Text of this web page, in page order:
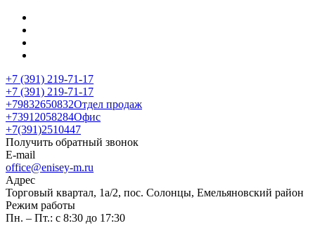
+7 (391) 219-71-17
+7 (391) 219-71-17
+79832650832Отдел продаж
+73912058284Офис
+7(391)2510447
Получить обратный звонок
E-mail
office@enisey-m.ru
Адрес
​Торговый квартал, 1а/2, пос. Солонцы, Емельяновский район
Режим работы
Пн. – Пт.: с 8:30 до 17:30